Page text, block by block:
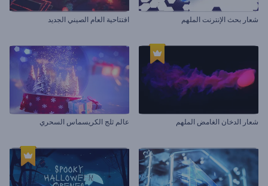
شعار بحث الإنترنت الملهم افتتاحية العام الصيني الجديد
شعار الدخان الغامض الملهم عالم ثلج الكريسماس السحري